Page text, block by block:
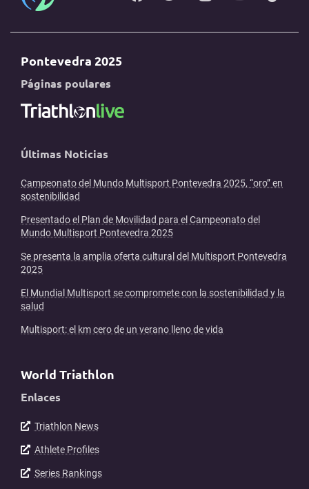
Pontevedra 2025
Páginas poulares
Últimas Noticias
Campeonato del Mundo Multisport Pontevedra 2025, “oro” en
sostenibilidad
Presentado el Plan de Movilidad para el Campeonato del
Mundo Multisport Pontevedra 2025
Se presenta la amplia oferta cultural del Multisport Pontevedra
2025
El Mundial Multisport se compromete con la sostenibilidad y la
salud
Multisport: el km cero de un verano lleno de vida
World Triathlon
Enlaces
Triathlon News
Athlete Profiles
Series Rankings